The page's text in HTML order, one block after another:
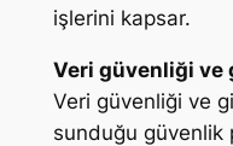
işlerini kapsar.
Veri güvenliği ve
Veri güvenliği ve
sunduğu güvenlik